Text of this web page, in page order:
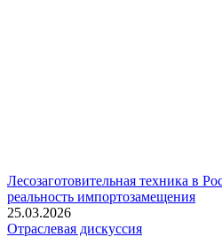
Лесозаготовительная техника в
реальность импортозамещения
25.03.2026
Отраслевая дискуссия